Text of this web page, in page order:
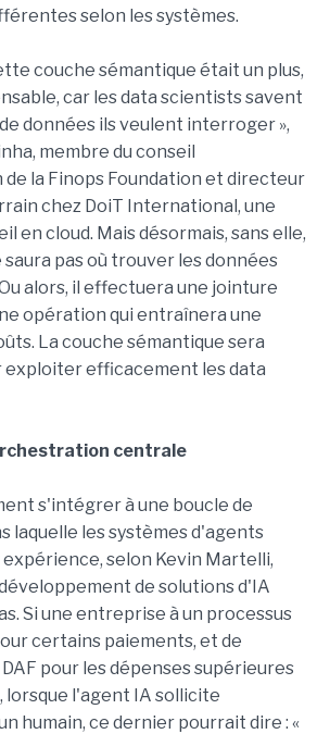
selon les systèmes.
couche sémantique était un plus,
car les data scientists savent
données ils veulent interroger »,
membre du conseil
la Finops Foundation et directeur
chez DoiT International, une
en cloud. Mais désormais, sans elle,
pas où trouver les données
alors, il effectuera une jointure
opération qui entraînera une
La couche sémantique sera
exploiter efficacement les data
centrale
s'intégrer à une boucle de
laquelle les systèmes d'agents
selon Kevin Martelli,
de solutions d'IA
Si une entreprise à un processus
certains paiements, et de
pour les dépenses supérieures
lorsque l'agent IA sollicite
humain, ce dernier pourrait dire : «